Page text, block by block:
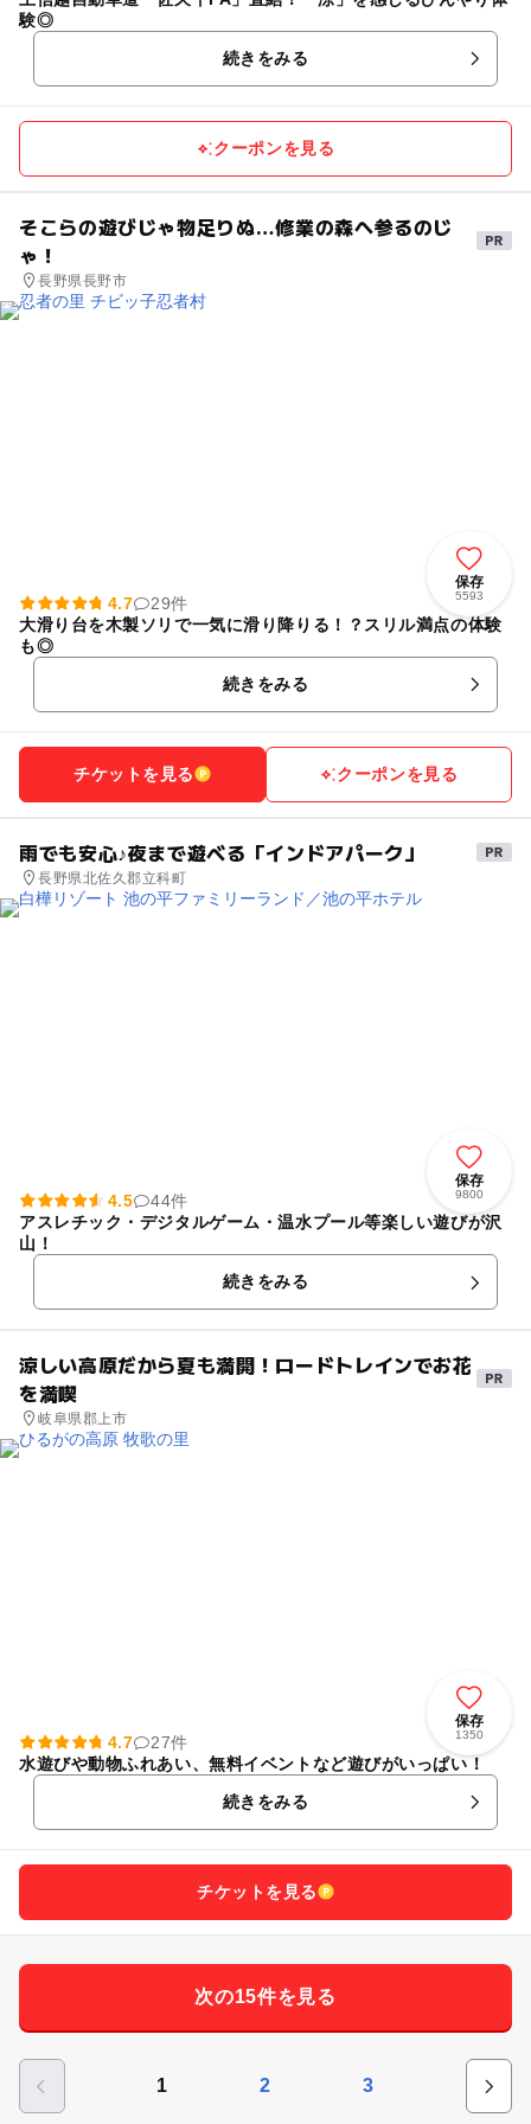
験◎
続きをみる
クーポンを見る
そこらの遊びじゃ物足りぬ…修業の森へ参るのじ
ゃ！
長野県長野市
保存
5593
4.7
29件
大滑り台を木製ソリで一気に滑り降りる！？スリル満点の体験
も◎
続きをみる
チケットを見る クーポンを見る
雨でも安心♪夜まで遊べる「インドアパーク」
長野県北佐久郡立科町
保存
9800
4.5
44件
アスレチック・デジタルゲーム・温水プール等楽しい遊びが沢
山！
続きをみる
涼しい高原だから夏も満開！ロードトレインでお花
を満喫
岐阜県郡上市
保存
1350
4.7
27件
水遊びや動物ふれあい、無料イベントなど遊びがいっぱい！
続きをみる
チケットを見る
次の15件を見る
1 2 3